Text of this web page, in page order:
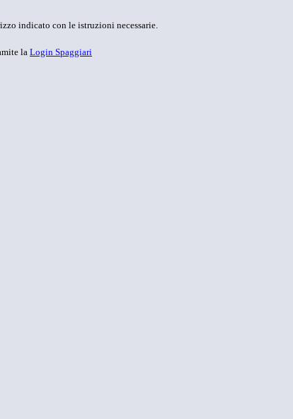
indicato con le istruzioni necessarie.
la Login Spaggiari